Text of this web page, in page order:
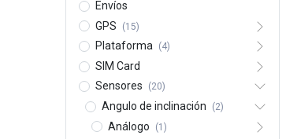
Envíos
GPS
(15)
Plataforma (4)
SIM Card
Sensores
(20)
Angulo de inclinación (2)
Análogo (1)